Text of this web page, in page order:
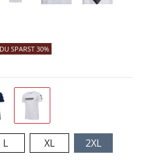
DU SPARST 30%
L XL 2XL